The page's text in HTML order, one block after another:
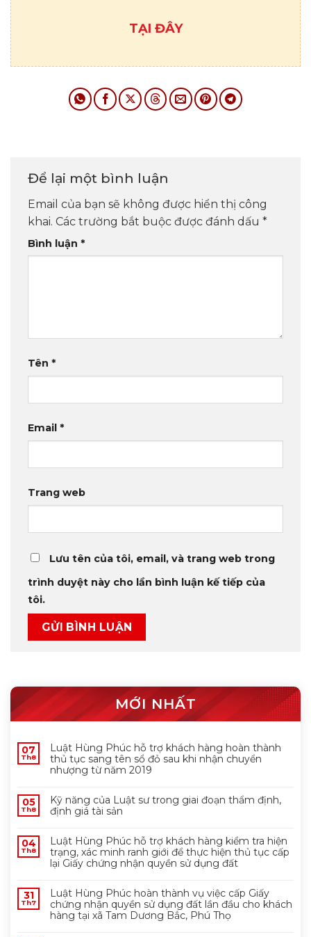
TẠI ĐÂY
Để lại một bình luận
Email của bạn sẽ không được hiển thị công
khai. Các trường bắt buộc được đánh dấu *
Bình luận *
Tên *
Email *
Trang web
Lưu tên của tôi, email, và trang web trong
trình duyệt này cho lần bình luận kế tiếp của
tôi.
MỚI NHẤT
07
Th8
Luật Hùng Phúc hỗ trợ khách hàng hoàn thành
thủ tục sang tên sổ đỏ sau khi nhận chuyển
nhượng từ năm 2019
05
Th8
Kỹ năng của Luật sư trong giai đoạn thẩm định,
định giá tài sản
04
Th8
Luật Hùng Phúc hỗ trợ khách hàng kiểm tra hiện
trạng, xác minh ranh giới để thực hiện thủ tục cấp
lại Giấy chứng nhận quyền sử dụng đất
31
Th7
Luật Hùng Phúc hoàn thành vụ việc cấp Giấy
chứng nhận quyền sử dụng đất lần đầu cho khách
hàng tại xã Tam Dương Bắc, Phú Thọ